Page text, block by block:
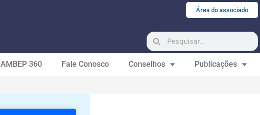
Área do associado
AMBEP 360 Fale Conosco Conselhos Publicações